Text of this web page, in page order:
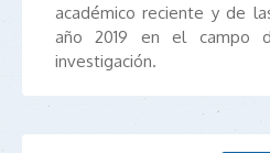
académico reciente y de
año 2019 en el campo
investigación.